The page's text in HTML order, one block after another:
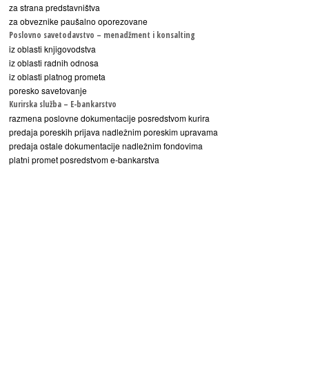
za strana predstavništva
za obveznike paušalno oporezovane
Poslovno savetodavstvo – menadžment i konsalting
iz oblasti knjigovodstva
iz oblasti radnih odnosa
iz oblasti platnog prometa
poresko savetovanje
Kurirska služba – E-bankarstvo
razmena poslovne dokumentacije posredstvom kurira
predaja poreskih prijava nadležnim poreskim upravama
predaja ostale dokumentacije nadležnim fondovima
platni promet posredstvom e-bankarstva